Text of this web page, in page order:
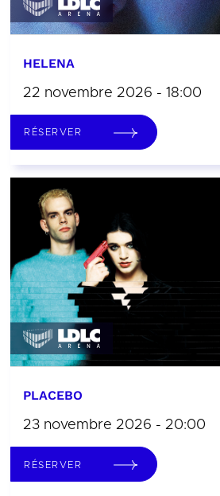
HELENA
22 novembre 2026 - 18:00
RÉSERVER
PLACEBO
23 novembre 2026 - 20:00
RÉSERVER